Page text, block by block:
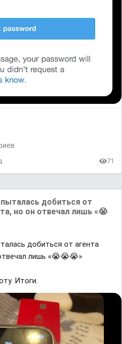
71
добиться от
но он отвечал лишь «😭
добиться от агента
лишь «😭😭😭»
Итоги.